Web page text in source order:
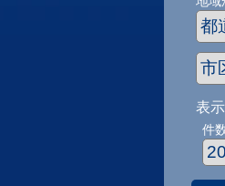
表示
件